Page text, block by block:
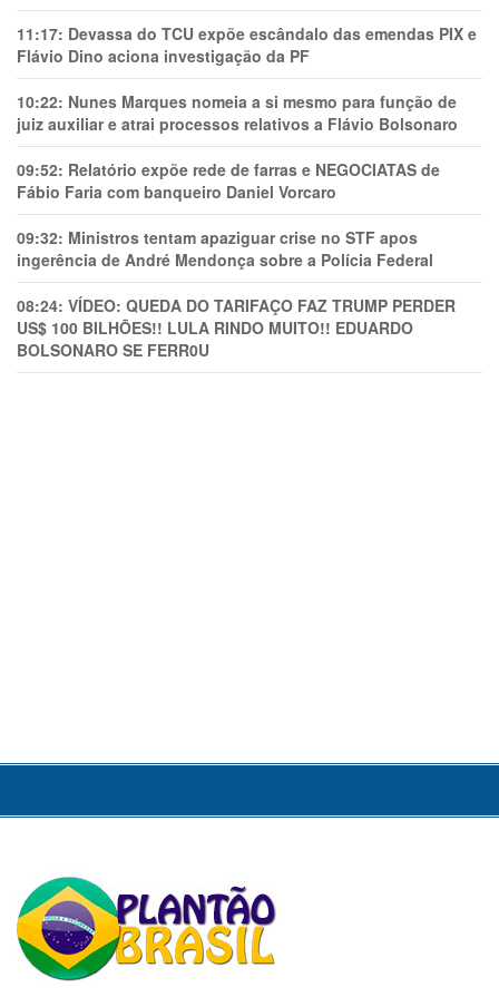
11:17: Devassa do TCU expõe escândalo das emendas PIX e
Flávio Dino aciona investigação da PF
10:22: Nunes Marques nomeia a si mesmo para função de
juiz auxiliar e atrai processos relativos a Flávio Bolsonaro
09:52: Relatório expõe rede de farras e NEGOCIATAS de
Fábio Faria com banqueiro Daniel Vorcaro
09:32: Ministros tentam apaziguar crise no STF apos
ingerência de André Mendonça sobre a Polícia Federal
08:24: VÍDEO: QUEDA DO TARIFAÇO FAZ TRUMP PERDER
US$ 100 BILHÕES!! LULA RINDO MUITO!! EDUARDO
BOLSONARO SE FERR0U